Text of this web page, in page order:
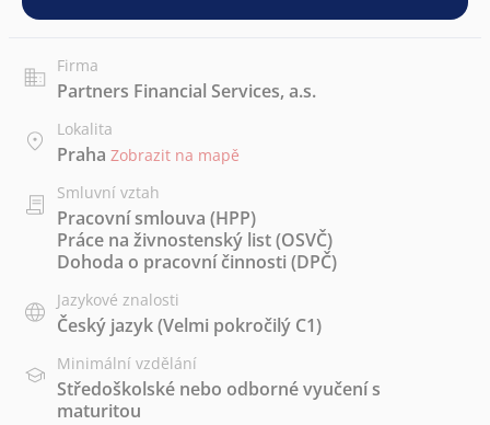
Firma
Partners Financial Services, a.s.
Lokalita
Praha Zobrazit na mapě
Smluvní vztah
Pracovní smlouva (HPP)
Práce na živnostenský list (OSVČ)
Dohoda o pracovní činnosti (DPČ)
Jazykové znalosti
Český jazyk(Velmi pokročilý C1)
Minimální vzdělání
Středoškolské nebo odborné vyučení s
maturitou